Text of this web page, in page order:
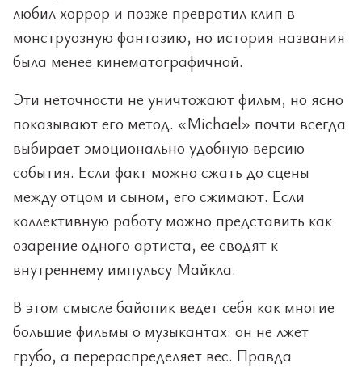
любил хоррор и позже превратил клип в
монструозную фантазию, но история названия
была менее кинематографичной.
Эти неточности не уничтожают фильм, но ясно
показывают его метод. «Michael» почти всегда
выбирает эмоционально удобную версию
события. Если факт можно сжать до сцены
между отцом и сыном, его сжимают. Если
коллективную работу можно представить как
озарение одного артиста, ее сводят к
внутреннему импульсу Майкла.
В этом смысле байопик ведет себя как многие
большие фильмы о музыкантах: он не лжет
грубо, а перераспределяет вес. Правда